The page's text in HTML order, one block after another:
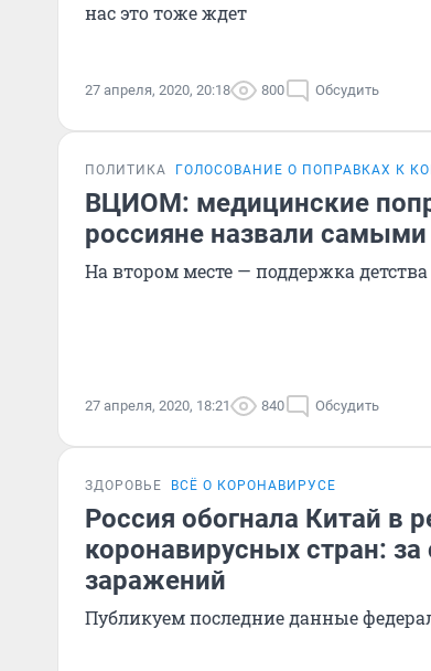
нас это тоже ждет
27 апреля, 2020, 20:18 800 Обсудить
ПОЛИТИКА ГОЛОСОВАНИЕ О ПОПРАВКАХ К
ВЦИОМ: медицинские
россияне назвали
На втором месте — поддержка детства
27 апреля, 2020, 18:21 840 Обсудить
ЗДОРОВЬЕ ВСЁ О КОРОНАВИРУСЕ
Россия обогнала Китай в
коронавирусных стран:
заражений
Публикуем последние данные